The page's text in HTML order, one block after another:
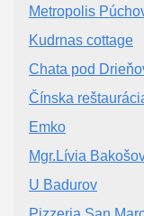
Metropolis
Kudrnas cottage
Chata pod
Čínska
Emko
Mgr.Lívia
U Badurov